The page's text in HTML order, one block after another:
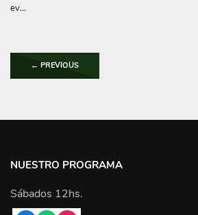
ev...
← PREVIOUS
NUESTRO PROGRAMA
Sábados 12hs.